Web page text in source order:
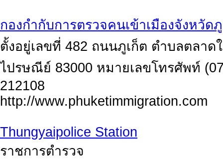
กองกำกับการตรวจคนเข้าเมืองจังหวัด
ตั้งอยู่เลขที่ 482 ถนนภูเก็ต ตำบลตลาด
ไปรษณีย์ 83000 หมายเลขโทรศัพท์
212108
http://www.phuketimmigration.com
Thungyaipolice Station
ราชการตำรวจ